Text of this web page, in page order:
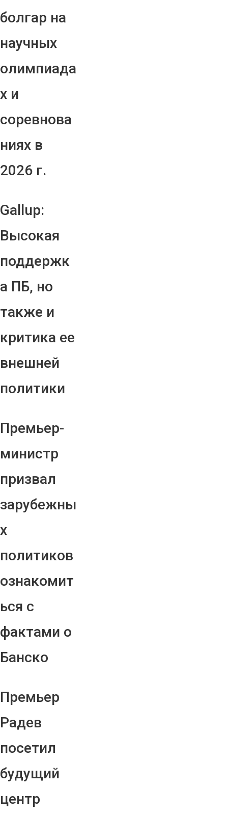
болгар на
научных
олимпиада
х и
соревнова
ниях в
2026 г.
Gallup:
Высокая
поддержк
а ПБ, но
также и
критика ее
внешней
политики
Премьер-
министр
призвал
зарубежны
х
политиков
ознакомит
ься с
фактами о
Банско
Премьер
Радев
посетил
будущий
центр